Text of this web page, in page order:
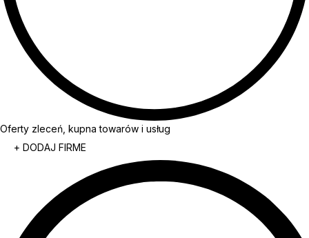
Oferty zleceń, kupna towarów i usług
+ DODAJ FIRME